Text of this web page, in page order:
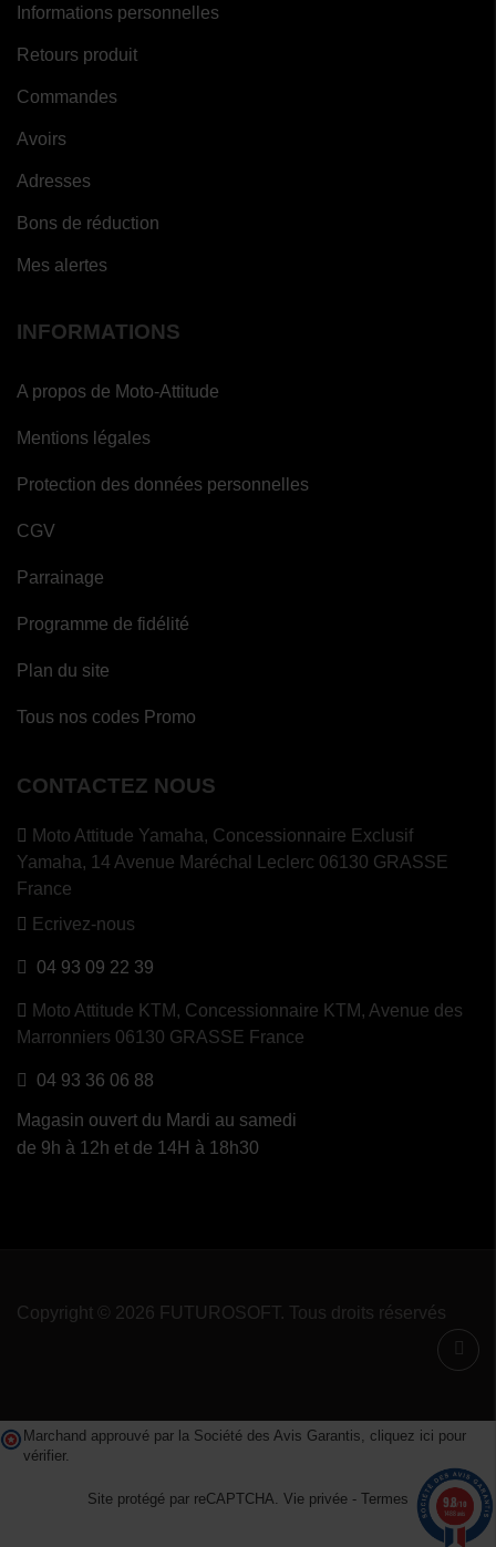
Informations personnelles
Retours produit
Commandes
Avoirs
Adresses
Bons de réduction
Mes alertes
INFORMATIONS
A propos de Moto-Attitude
Mentions légales
Protection des données personnelles
CGV
Parrainage
Programme de fidélité
Plan du site
Tous nos codes Promo
CONTACTEZ NOUS
Moto Attitude Yamaha, Concessionnaire Exclusif
Yamaha, 14 Avenue Maréchal Leclerc 06130 GRASSE
France
Ecrivez-nous
04 93 09 22 39
Moto Attitude KTM, Concessionnaire KTM, Avenue des
Marronniers 06130 GRASSE France
04 93 36 06 88
Magasin ouvert du Mardi au samedi
de 9h à 12h et de 14H à 18h30
Copyright © 2026 FUTUROSOFT. Tous droits réservés
Marchand approuvé par la Société des Avis Garantis, cliquez ici pour
vérifier.
Site protégé par reCAPTCHA. Vie privée - Termes 9.8/10
1488 avis